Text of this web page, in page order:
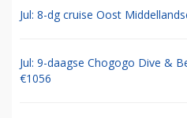
Jul: 8-dg cruise Oost
Jul: 9-daagse Chogogo Dive &
€1056